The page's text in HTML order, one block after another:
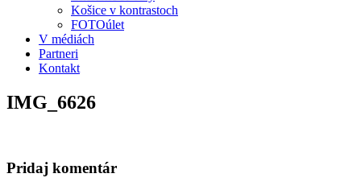
Košice v kontrastoch
FOTOúlet
V médiách
Partneri
Kontakt
IMG_6626
Pridaj komentár